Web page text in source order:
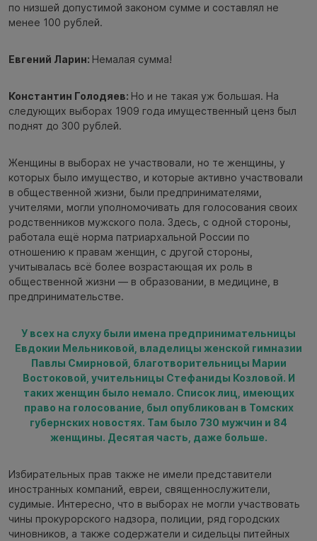
по низшей допустимой законом сумме и составлял не
менее 100 рублей.
Евгений Ларин: Немалая сумма!
Константин Голодяев: Но и не такая уж большая. На
следующих выборах 1909 года имущественный ценз был
поднят до 300 рублей.
Женщины в выборах не участвовали, но те женщины, у
которых было имущество, и которые активно участвовали
в общественной жизни, были предпринимателями,
учителями, могли уполномочивать для голосования своих
родственников мужского пола. Здесь, с одной стороны,
работала ещё норма патриархальной России по
отношению к правам женщин, с другой стороны,
учитывалась всё более возрастающая их роль в
общественной жизни — в образовании, в медицине, в
предпринимательстве.
У всех на слуху были имена предпринимательницы
Евдокии Мельниковой, владелицы женской гимназии
Павлы Смирновой, благотворительницы Марии
Востоковой, учительницы Стефаниды Козловой. И
таких женщин было немало. Список лиц, имеющих
право на голосование, был опубликован в Томских
губернских новостях. Там было 730 мужчин и 84
женщины. Десятая часть, даже больше.
Избирательных прав также не имели представители
иностранных компаний, евреи, священнослужители,
судимые. Интересно, что в выборах не могли участвовать
чины прокурорского надзора, полиции, ряд городских
чиновников, а также содержатели и сидельцы питейных